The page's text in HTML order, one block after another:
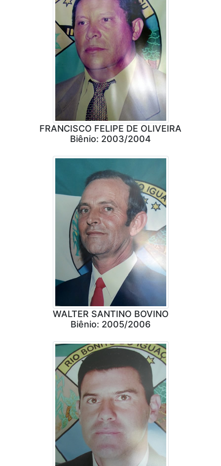
FRANCISCO FELIPE DE OLIVEIRA
Biênio: 2003/2004
WALTER SANTINO BOVINO
Biênio: 2005/2006